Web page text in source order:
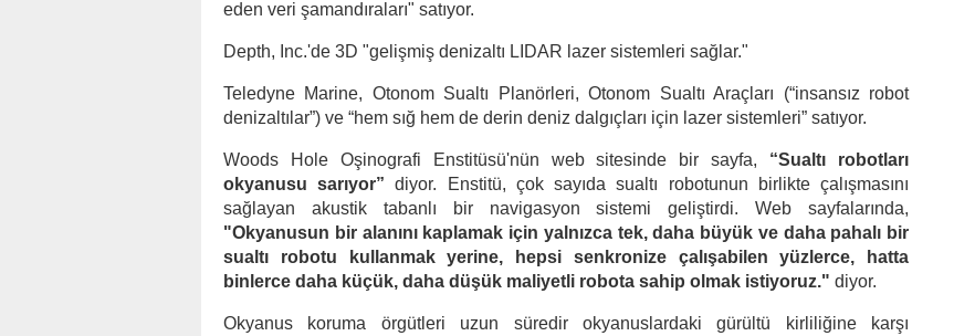
eden veri şamandıraları" satıyor.
Depth, Inc.'de 3D "gelişmiş denizaltı LIDAR lazer sistemleri sağlar."
Teledyne Marine, Otonom Sualtı Planörleri, Otonom Sualtı Araçları (“insansız robot
denizaltılar”) ve “hem sığ hem de derin deniz dalgıçları için lazer sistemleri” satıyor.
Woods Hole Oşinografi Enstitüsü'nün web sitesinde bir sayfa, “Sualtı robotları
okyanusu sarıyor” diyor. Enstitü, çok sayıda sualtı robotunun birlikte çalışmasını
sağlayan akustik tabanlı bir navigasyon sistemi geliştirdi. Web sayfalarında,
"Okyanusun bir alanını kaplamak için yalnızca tek, daha büyük ve daha pahalı bir
sualtı robotu kullanmak yerine, hepsi senkronize çalışabilen yüzlerce, hatta
binlerce daha küçük, daha düşük maliyetli robota sahip olmak istiyoruz." diyor.
Okyanus koruma örgütleri uzun süredir okyanuslardaki gürültü kirliliğine karşı